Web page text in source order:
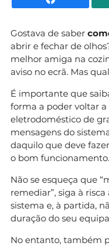
Gostava de saber
abrir e fechar de
melhor amiga na
aviso no ecrã. Mas
É importante que
forma a poder voltar
eletrodoméstico de
mensagens do
daquilo que deve
o bom funcionamento.
Não se esqueça que
remediar”, siga à
sistema e, à partida,
duração do seu
No entanto, também